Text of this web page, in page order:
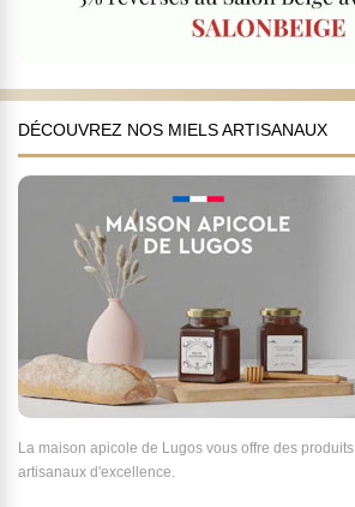
DÉCOUVREZ NOS MIELS ARTISANAUX
La maison apicole de Lugos vous offre des produits
artisanaux d'excellence.